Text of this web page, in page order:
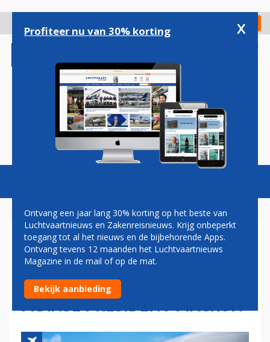
gaan
Check in
Magazine Podcasts Vacatures
SYRIË BESTELT ACHT AIRBUS-
VLIEGTUIGEN IN AANLOOP
NAAR STAATSBEZOEK
FRANSE PRESIDENT MACRON
Profiteer nu van 30% korting x
Ontvang een jaar lang 30% korting op het beste van
Luchtvaartnieuws en Zakenreisnieuws. Krijg onbeperkt
toegang tot al het nieuws en de bijbehorende Apps.
Ontvang tevens 12 maanden het Luchtvaartnieuws
Magazine in de mail of op de mat.
Bekijk aanbieding